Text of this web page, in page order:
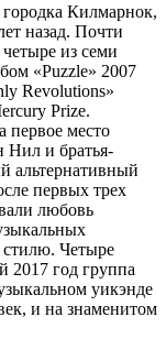
Килмарнок,
назад. Почти
из семи
«Puzzle» 2007
Revolutions»
Prize.
первое место
Нил и братья-
альтернативный
первых трех
любовь
стилю. Четыре
год группа
уикэнде
и на знаменитом